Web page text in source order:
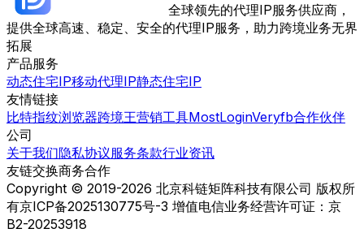
全球领先的代理IP服务供应商，
提供全球高速、稳定、安全的代理IP服务，助力跨境业务无界
拓展
产品服务
动态住宅IP移动代理IP静态住宅IP
友情链接
比特指纹浏览器跨境王营销工具MostLoginVeryfb合作伙伴
公司
关于我们隐私协议服务条款行业资讯
友链交换商务合作
Copyright © 2019-2026 北京科链矩阵科技有限公司 版权所
有京ICP备2025130775号-3 增值电信业务经营许可证：京
B2-20253918